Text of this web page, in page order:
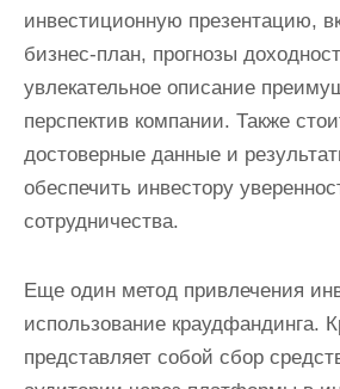
инвестиционную презентацию,
бизнес-план, прогнозы
увлекательное описание
перспектив компании. Также
достоверные данные и
обеспечить инвестору
сотрудничества.
Еще один метод привлечения
использование краудфандинга.
представляет собой сбор